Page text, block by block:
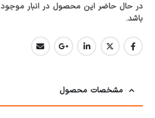
در حال حاضر این محصول در انبار
باشد.
مشخصات محصول